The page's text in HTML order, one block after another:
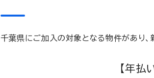
千葉県にご加入の対象となる物件があり
【年